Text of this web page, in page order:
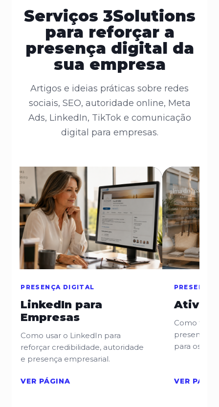
Serviços 3Solutions
para reforçar a
presença digital da
sua empresa
Artigos e ideias práticas sobre redes
sociais, SEO, autoridade online, Meta
Ads, LinkedIn, TikTok e comunicação
digital para empresas.
PRESENÇA DIGITAL
LinkedIn para
Empresas
Como usar o LinkedIn para
reforçar credibilidade, autoridade
e presença empresarial.
VER PÁGINA
PRESENÇA
Como
presente,
para os
VER